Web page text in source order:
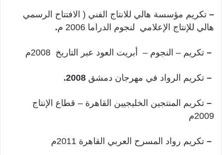
– تكريم مؤسسة هالي للانتاج الفني ( الافتتاح الرسمي
هالي للإنتاج الإعلامي لنجوم الدراما 2006 م
.
– تكريم – النجوم – أبريت العود عبر التاريخ 2008م
– تكريم الرواد في مهرجان دمشق
– تكريم المنتجين الخليجيين القاهرة – قطاع الإنتاج
2009م
– تكريم رواد المسرح العربي القاهرة 2011م